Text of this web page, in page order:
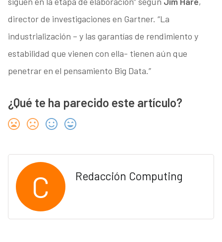
director de investigaciones en Gartner. “La
industrialización – y las garantías de rendimiento y
estabilidad que vienen con ella- tienen aún que
penetrar en el pensamiento Big Data.”
¿Qué te ha parecido este artículo?
C Redacción Computing